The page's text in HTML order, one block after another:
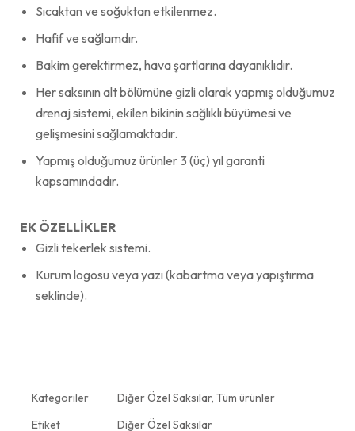
Sıcaktan ve soğuktan etkilenmez.
Hafif ve sağlamdır.
Bakim gerektirmez, hava şartlarına dayanıklıdır.
Her saksının alt bölümüne gizli olarak yapmış olduğumuz
drenaj sistemi, ekilen bikinin sağlıklı büyümesi ve
gelişmesini sağlamaktadır.
Yapmış olduğumuz ürünler 3 (üç) yıl garanti
kapsamındadır.
EK ÖZELLİKLER
Gizli tekerlek sistemi.
Kurum logosu veya yazı (kabartma veya yapıştırma
seklinde).
Kategoriler Diğer Özel Saksılar, Tüm ürünler
Etiket
Diğer Özel Saksılar